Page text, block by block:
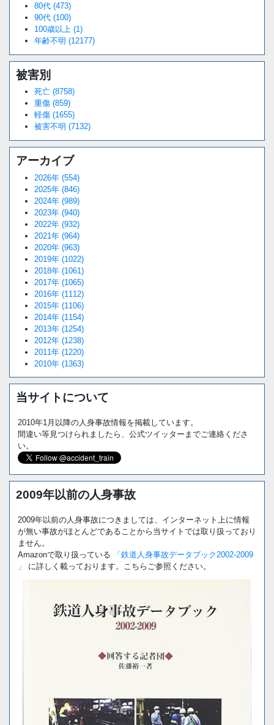
80代 (473)
90代 (100)
100歳以上 (1)
年齢不明 (12177)
被害別
死亡 (8758)
重傷 (859)
軽傷 (1655)
被害不明 (7132)
アーカイブ
2026年 (554)
2025年 (846)
2024年 (989)
2023年 (940)
2022年 (932)
2021年 (964)
2020年 (963)
2019年 (1022)
2018年 (1061)
2017年 (1065)
2016年 (1112)
2015年 (1106)
2014年 (1154)
2013年 (1254)
2012年 (1238)
2011年 (1220)
2010年 (1363)
当サイトについて
2010年1月以降の人身事故情報を掲載しています。
間違い等見つけられましたら、公式ツイッターまでご連絡くださ
い。
2009年以前の人身事故
2009年以前の人身事故につきましては、インターネット上に情報
が無い事故がほとんどであることから当サイトでは取り扱っており
ません。
Amazonで取り扱っている
「鉄道人身事故データブック2002-2009
」
に詳しく載っております。こちらご参照ください。